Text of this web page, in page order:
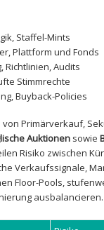
Staffel-Mints
Plattform und Fonds
Richtlinien, Audits
Stimmrechte
Buyback-Policies
Primärverkauf,
Auktionen sowie
Risiko zwischen
Verkaufssignale,
Floor-Pools,
ausbalancieren.